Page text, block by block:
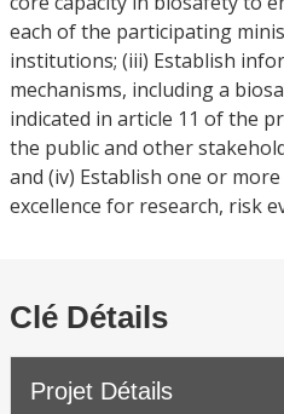
each of the participating
institutions; (iii) Establish
mechanisms, including a
indicated in article 11 of the
the public and other
and (iv) Establish one or
excellence for research, risk
Clé Détails
Projet Détails